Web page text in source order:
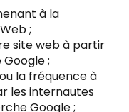
à la
;
site web à partir
;
ou la fréquence à
les internautes
Google ;